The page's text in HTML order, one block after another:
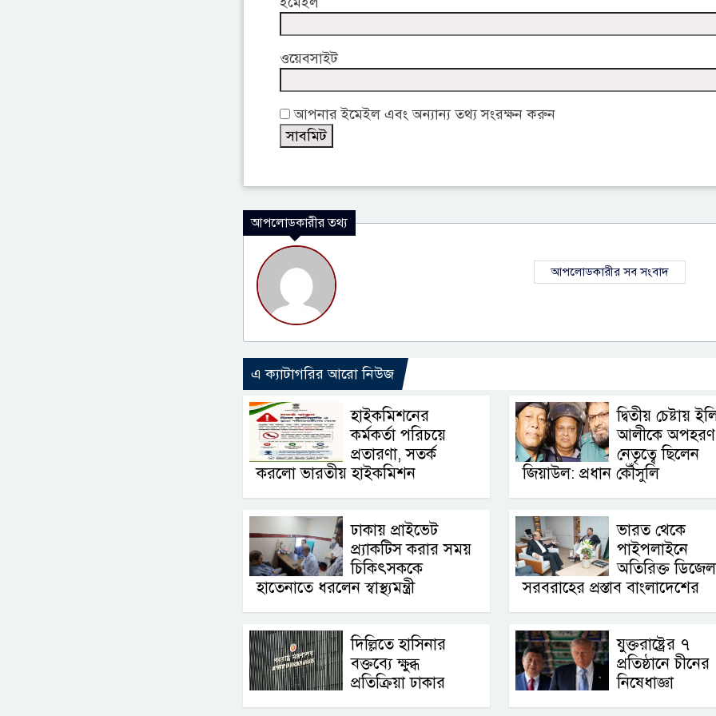
ওয়েবসাইট
আপনার ইমেইল এবং অন্যান্য তথ্য সংরক্ষন করুন
আপলোডকারীর তথ্য
আপলোডকারীর সব সংবাদ
এ ক্যাটাগরির আরো নিউজ
হাইকমিশনের
কর্মকর্তা পরিচয়ে
প্রতারণা, সতর্ক
করলো ভারতীয় হাইকমিশন
দ্বিতীয় চেষ্টায়
আলীকে
নেতৃত্বে ছিলেন
জিয়াউল: প্রধান কৌঁসুলি
ঢাকায় প্রাইভেট
প্র্যাকটিস করার সময়
চিকিৎসককে
হাতেনাতে ধরলেন স্বাস্থ্যমন্ত্রী
ভারত থেকে
পাইপলাইনে
অতিরিক্ত ডিজেল
সরবরাহের প্রস্তাব বাংলাদেশের
দিল্লিতে হাসিনার
বক্তব্যে ক্ষুব্ধ
প্রতিক্রিয়া ঢাকার
যুক্তরাষ্ট্রের ৭
প্রতিষ্ঠানে চীনের
নিষেধাজ্ঞা